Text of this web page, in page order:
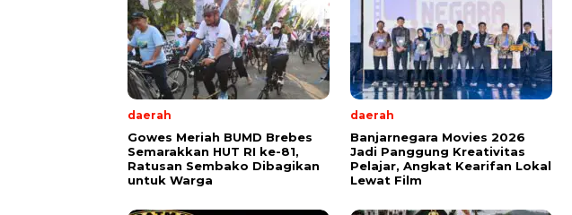
daerah
Gowes Meriah BUMD Brebes
Semarakkan HUT RI ke-81,
Ratusan Sembako Dibagikan
untuk Warga
daerah
Banjarnegara Movies 2026
Jadi Panggung Kreativitas
Pelajar, Angkat Kearifan Lokal
Lewat Film